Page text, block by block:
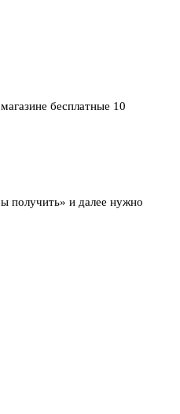
бесплатные 10
получить» и далее нужно